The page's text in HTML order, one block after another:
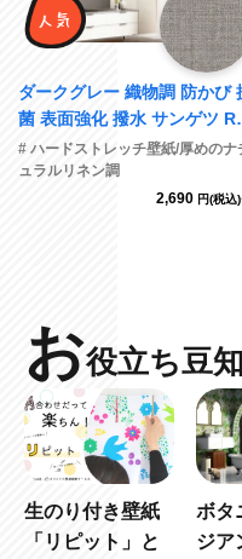
ダークグレー 織物調 防かび 抗
菌 表面強化 撥水 サンゲツ RE
55260
# ハードストレッチ壁紙/厚めのナ
ュラルリネン調
2,690 円(税込
お役立ち豆
生のり付き壁紙
「リピット」と
ボタ
ジア